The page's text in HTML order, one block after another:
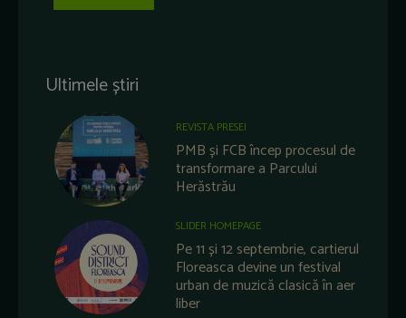
Ultimele știri
REVISTA PRESEI
PMB și FCB încep procesul de
transformare a Parcului
Herăstrău
SLIDER HOMEPAGE
Pe 11 și 12 septembrie, cartierul
Floreasca devine un festival
urban de muzică clasică în aer
liber